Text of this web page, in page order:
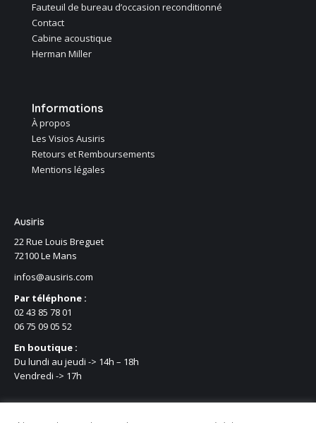
Fauteuil de bureau d’occasion reconditionné
Contact
Cabine acoustique
Herman Miller
Informations
À propos
Les Visios Ausiris
Retours et Remboursements
Mentions légales
Ausiris
22 Rue Louis Breguet
72100 Le Mans
infos@ausiris.com
Par téléphone :
02 43 85 78 01
06 75 09 05 52
En boutique :
Du lundi au jeudi -> 14h – 18h
Vendredi -> 17h